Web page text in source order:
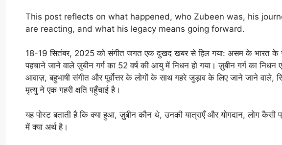
This post reflects on what happened, who Zubeen was, his
are reacting, and what his legacy means going forward.
18-19 सितंबर, 2025 को संगीत जगत एक दुखद खबर से हिल गया: असम के भारत के
पहचाने जाने वाले ज़ुबीन गर्ग का 52 वर्ष की आयु में निधन हो गया। ज़ुबीन गर्ग का निधन
आवाज़, बहुभाषी संगीत और पूर्वोत्तर के लोगों के साथ गहरे जुड़ाव के लिए जाने जाने वाले,
मृत्यु ने एक गहरी क्षति पहुँचाई है।
यह पोस्ट बताती है कि क्या हुआ, ज़ुबीन कौन थे, उनकी यात्राएँ और योगदान, लोग कैसी
में क्या अर्थ है।